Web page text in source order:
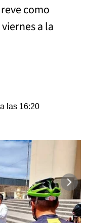
como
a la
las 16:20